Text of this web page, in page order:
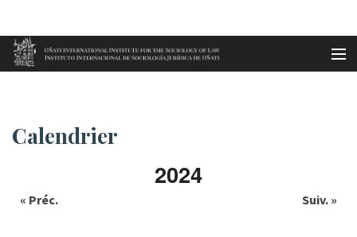
Aller au contenu principal
Accueil Calendrier
Calendrier
2024
« Préc. Suiv. »